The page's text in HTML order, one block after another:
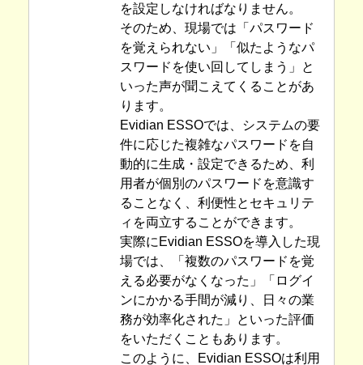
を設定しなければなりません。
そのため、現場では「パスワード
を覚えられない」「似たようなパ
スワードを使い回してしまう」と
いった声が聞こえてくることがあ
ります。
Evidian ESSOでは、システムの要
件に応じた複雑なパスワードを自
動的に生成・設定できるため、利
用者が個別のパスワードを意識す
ることなく、利便性とセキュリテ
ィを両立することができます。
実際にEvidian ESSOを導入した現
場では、「複数のパスワードを覚
える必要がなくなった」「ログイ
ンにかかる手間が減り、日々の業
務が効率化された」といった評価
をいただくこともあります。
このように、Evidian ESSOは利用